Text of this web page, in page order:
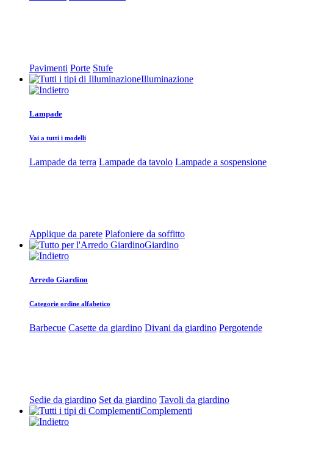
Pavimenti Porte Stufe
Illuminazione
Lampade
Vai a tutti i modelli
Lampade da terra Lampade da tavolo Lampade a sospensione
Applique da parete Plafoniere da soffitto
Giardino
Arredo Giardino
Categorie ordine alfabetico
Barbecue Casette da giardino Divani da giardino Pergotende
Sedie da giardino Set da giardino Tavoli da giardino
Complementi